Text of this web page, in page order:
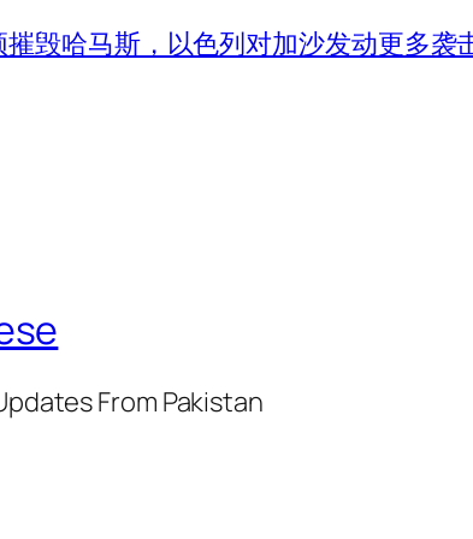
毁哈马斯，以色列对加沙发动更多袭
From Pakistan